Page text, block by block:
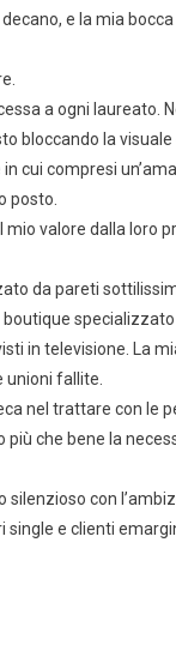
e la mia
a ogni laureato.
bloccando la visuale
cui compresi
posto.
valore dalla loro
da pareti
in televisione. La
fallite.
nel trattare con le
che bene la
con
e clienti